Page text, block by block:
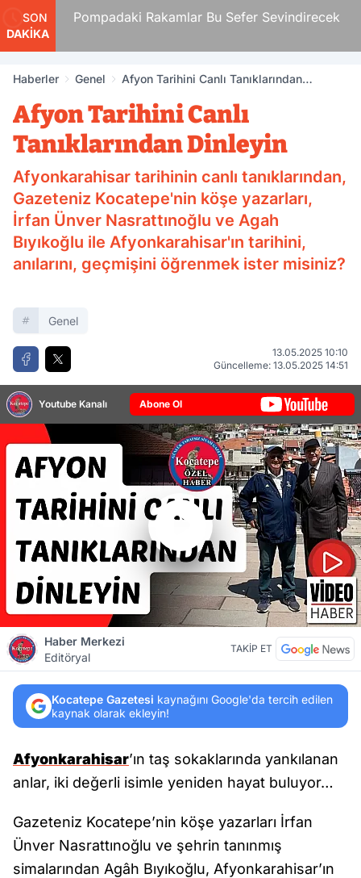
SON
DAKİKA
Pompadaki Rakamlar Bu Sefer Sevindirecek
Haberler Genel
Afyon Tarihini Canlı Tanıklarından
Afyon Tarihini Canlı
Tanıklarından Dinleyin
Afyonkarahisar tarihinin canlı tanıklarından,
Gazeteniz Kocatepe'nin köşe yazarları,
İrfan Ünver Nasrattınoğlu ve Agah
Bıyıkoğlu ile Afyonkarahisar'ın tarihini,
anılarını, geçmişini öğrenmek ister misiniz?
Genel
13.05.2025 10:10
Güncelleme: 13.05.2025 14:51
Youtube Kanalı Abone Ol
Haber Merkezi
Editöryal
TAKİP ET
Kocatepe Gazetesi kaynağını Google'da tercih edilen
kaynak olarak ekleyin!
Afyonkarahisar’ın taş sokaklarında yankılanan
anlar, iki değerli isimle yeniden hayat buluyor…
Gazeteniz Kocatepe’nin köşe yazarları İrfan
Ünver Nasrattınoğlu ve şehrin tanınmış
simalarından Agâh Bıyıkoğlu, Afyonkarahisar’ın